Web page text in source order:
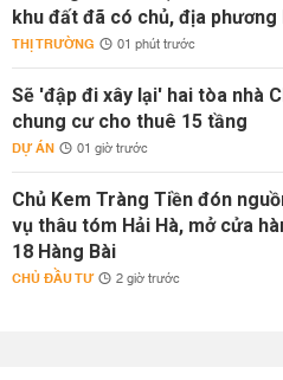
khu đất đã có chủ, địa
THỊ TRƯỜNG 01 phút trước
Sẽ 'đập đi xây lại' hai tòa nhà
chung cư cho thuê 15 tầng
DỰ ÁN 01 giờ trước
Chủ Kem Tràng Tiền đón
vụ thâu tóm Hải Hà, mở cửa
18 Hàng Bài
CHỦ ĐẦU TƯ 2 giờ trước